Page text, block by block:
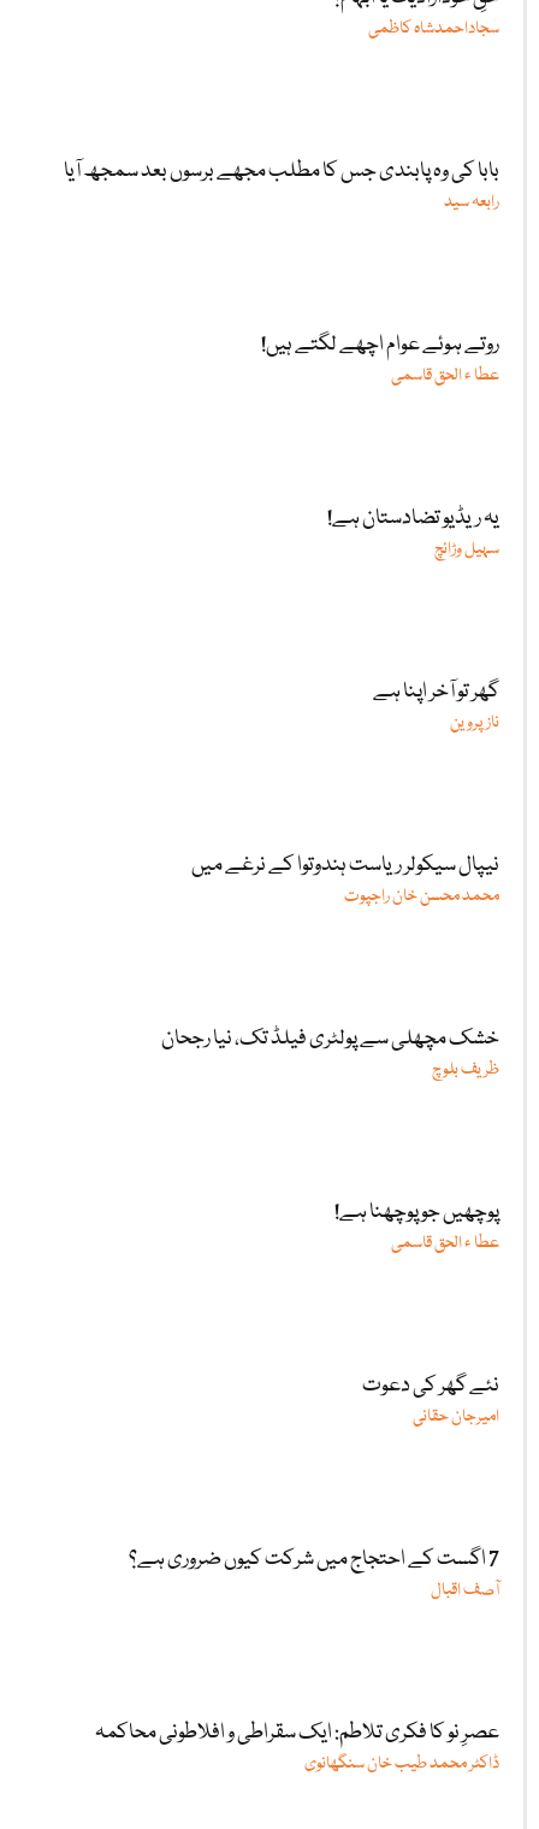
سجاداحمدشاہ کاظمی
بابا کی وہ پابندی جس کا مطلب مجھے برسوں بعد سمجھ آیا
رابعہ سید
روتے ہوئے عوام اچھے لگتے ہیں!
عطا ء الحق قاسمی
یہ ریڈیو تضادستان ہے!
سہیل وڑائچ
گھر تو آخر اپنا ہے
ناز پروین
نیپال سیکولر ریاست ہندوتوا کے نرغے میں
محمد محسن خان راجپوت
خشک مچھلی سے پولٹری فیلڈ تک، نیا رجحان
ظریف بلوچ
پوچھیں جو پوچھنا ہے!
عطا ء الحق قاسمی
نئے گھر کی دعوت
امیرجان حقانی
7 اگست کے احتجاج میں شرکت کیوں ضروری ہے؟
آصف اقبال
عصرِ نو کا فکری تلاطم: ایک سقراطی و افلاطونی محاکمہ
ڈاکٹر محمد طیب خان سنگھانوی